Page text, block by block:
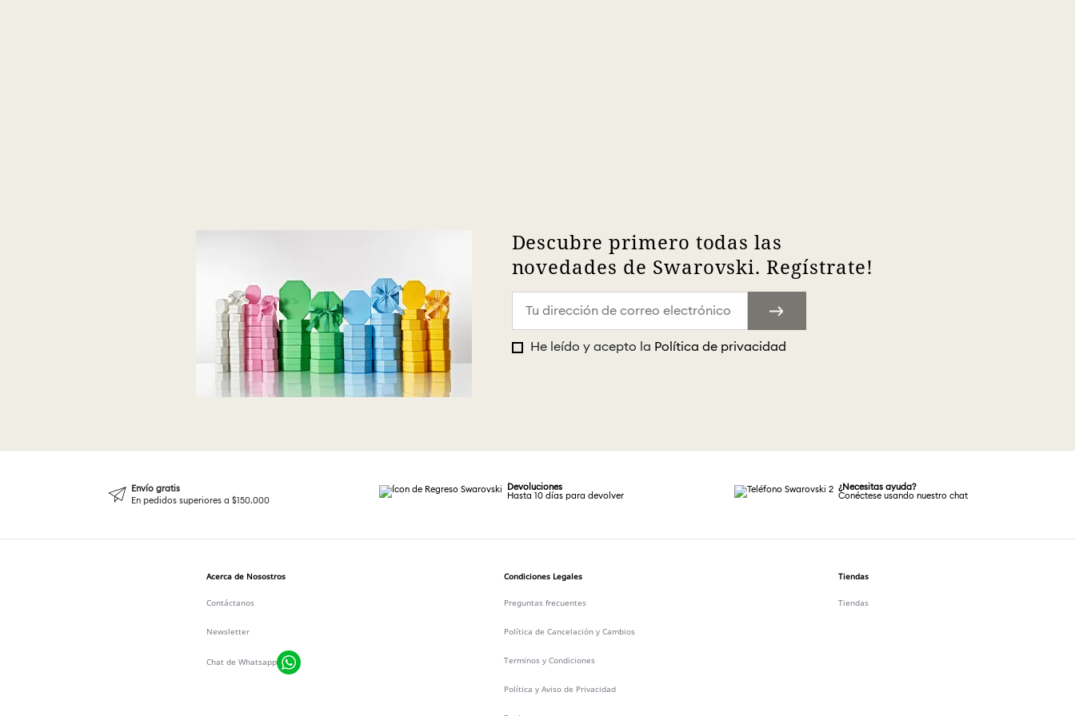
Descubre primero todas las
novedades de Swarovski. Regístrate!
He leído y acepto la Política de privacidad
Envío gratis
En pedidos superiores a $150.000
Devoluciones
Hasta 10 días para devolver
¿Necesitas ayuda?
Conéctese usando nuestro chat
Acerca de Nosostros
Contáctanos
Newsletter
Chat de Whatsapp
Condiciones Legales
Preguntas frecuentes
Política de Cancelación y Cambios
Terminos y Condiciones
Política y Aviso de Privacidad
Tiendas
Tiendas